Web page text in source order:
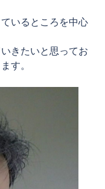
いるところを中心
きたいと思ってお
す。